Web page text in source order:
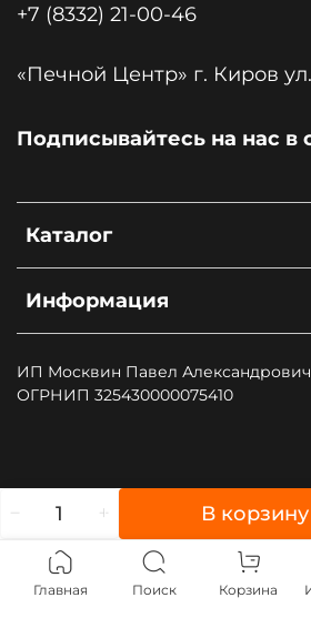
В корзину
Каталог
Информация
+7 (8332) 21-00-46
«Печной Центр»
Подписывайтесь на нас в
ИП Москвин Павел
ОГРНИП 325430000075410
Главная Поиск Корзина
", type: "pageView", start: (new
(function (d, w, id) { if (d.getElementById(id)) return; var
ts = d.createElement("script");
ts.async = true; ts.id = id; ts.src = "https://top-